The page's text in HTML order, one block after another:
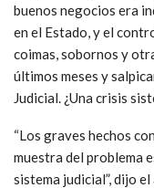
buenos negocios era
en el Estado, y el
coimas, sobornos y
últimos meses y
Judicial. ¿Una crisis
“Los graves hechos
muestra del problema
sistema judicial”, dijo